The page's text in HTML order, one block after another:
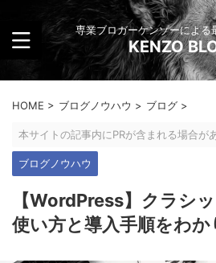
専業ブロガーケンゾーによる
KENZO
HOME > ブログノウハウ > ブログ >
本サイトの記事内にPRが含まれる場合が
ブログノウハウ
【WordPress】クラシ
使い方と導入手順をわ